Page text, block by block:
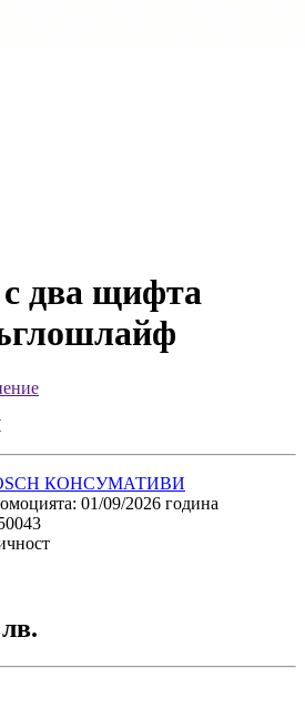
два щифта
КОНСУМАТИВИ
01/09/2026 година